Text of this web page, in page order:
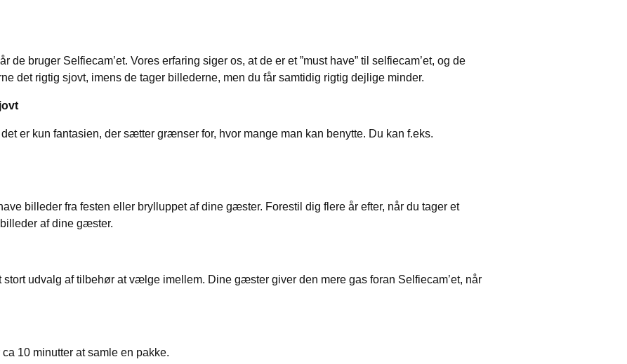
bruger Selfiecam’et. Vores erfaring siger os, at de er et ”must have” til selfiecam’et, og de
det rigtig sjovt, imens de tager billederne, men du får samtidig rigtig dejlige minder.
er kun fantasien, der sætter grænser for, hvor mange man kan benytte. Du kan f.eks.
billeder fra festen eller brylluppet af dine gæster. Forestil dig flere år efter, når du tager et
af dine gæster.
udvalg af tilbehør at vælge imellem. Dine gæster giver den mere gas foran Selfiecam’et, når
10 minutter at samle en pakke.